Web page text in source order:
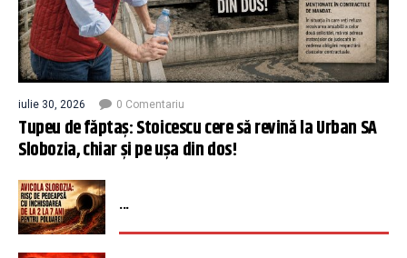
iulie 30, 2026 0 Comentariu
Tupeu de făptaș: Stoicescu cere să revină la Urban SA
Slobozia, chiar și pe ușa din dos!
...